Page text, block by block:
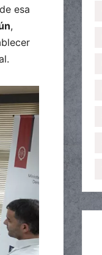
esa
,